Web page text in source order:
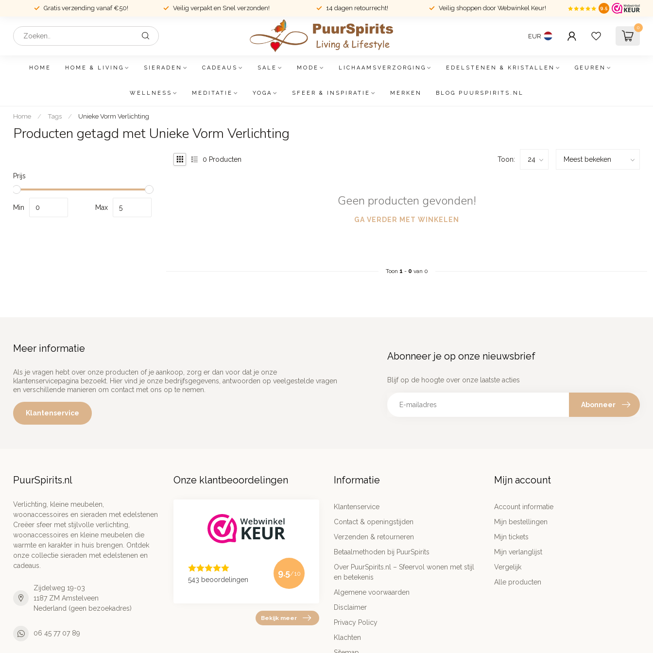
Gratis verzending vanaf €50! Veilig verpakt en Snel verzonden! 14 dagen retourrecht! Veilig shoppen door Webwinkel Keur! 9.5
EUR
0
HOME HOME & LIVING SIERADEN CADEAUS SALE MODE LICHAAMSVERZORGING EDELSTENEN & KRISTALLEN GEUREN
WELLNESS MEDITATIE YOGA SFEER & INSPIRATIE MERKEN BLOG PUURSPIRITS.NL
Home / Tags / Unieke Vorm Verlichting
Producten getagd met Unieke Vorm Verlichting
Prijs
Min Max
0 Producten Toon:
Geen producten gevonden!
GA VERDER MET WINKELEN
Toon 1 - 0 van 0
Meer informatie
Als je vragen hebt over onze producten of je aankoop, zorg er dan voor dat je onze
klantenservicepagina bezoekt. Hier vind je onze bedrijfsgegevens, antwoorden op veelgestelde vragen
en verschillende manieren om contact met ons op te nemen.
Klantenservice
Abonneer je op onze nieuwsbrief
Blijf op de hoogte over onze laatste acties
Abonneer
PuurSpirits.nl
Verlichting, kleine meubelen,
woonaccessoires en sieraden met edelstenen
Creëer sfeer met stijlvolle verlichting,
woonaccessoires en kleine meubelen die
warmte en karakter in huis brengen. Ontdek
onze collectie sieraden met edelstenen en
cadeaus.
Zijdelweg 19-03
1187 ZM Amstelveen
Nederland (geen bezoekadres)
06 45 77 07 89
Onze klantbeoordelingen
543 beoordelingen
9.5/10
Bekijk meer
Informatie
Klantenservice
Contact & openingstijden
Verzenden & retourneren
Betaalmethoden bij PuurSpirits
Over PuurSpirits.nl – Sfeervol wonen met stijl
en betekenis
Algemene voorwaarden
Disclaimer
Privacy Policy
Klachten
Mijn account
Account informatie
Mijn bestellingen
Mijn tickets
Mijn verlanglijst
Vergelijk
Alle producten